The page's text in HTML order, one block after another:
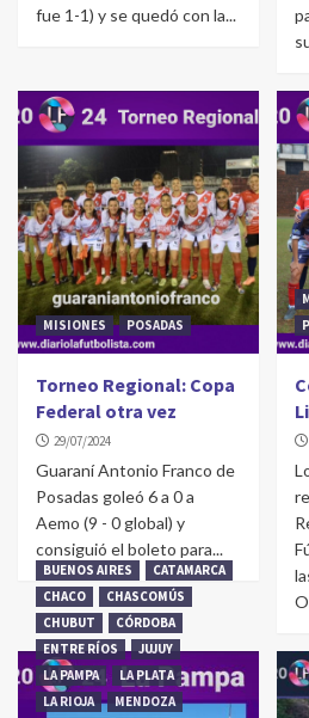
fue 1-1) y se quedó con la...
MISIONES POSADAS
Torneo Regional: Copa
Federal otra vez
29/07/2024
Guaraní Antonio Franco de
Posadas goleó 6 a 0 a
Aemo (9 - 0 global) y
consiguió el boleto para...
BUENOS AIRES
CATAMARCA
CHACO
CHASCOMÚS
CHUBUT
CÓRDOBA
ENTRE RÍOS
JUJUY
LA PAMPA
LA PLATA
LA RIOJA
MENDOZA